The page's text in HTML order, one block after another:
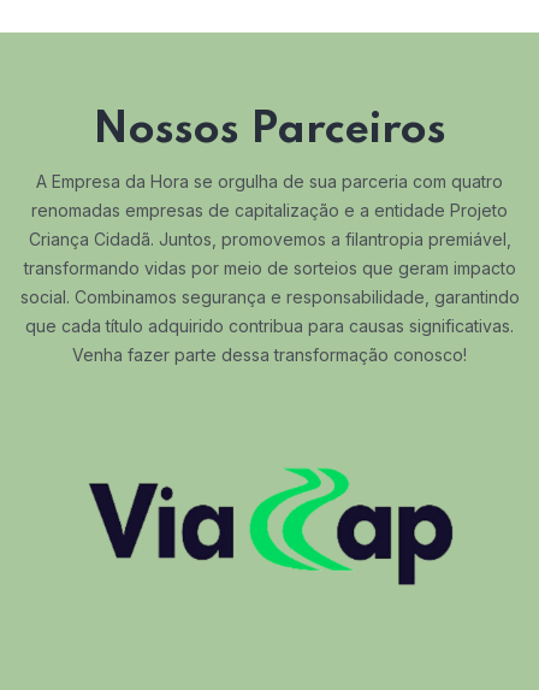
Nossos Parceiros
A Empresa da Hora se orgulha de sua parceria com quatro
renomadas empresas de capitalização e a entidade Projeto
Criança Cidadã. Juntos, promovemos a filantropia premiável,
transformando vidas por meio de sorteios que geram impacto
social. Combinamos segurança e responsabilidade, garantindo
que cada título adquirido contribua para causas significativas.
Venha fazer parte dessa transformação conosco!